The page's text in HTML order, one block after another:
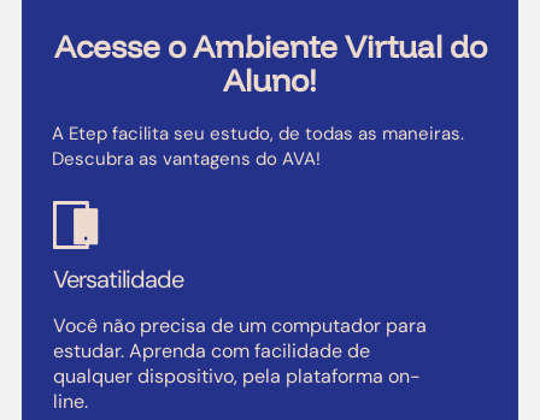
Acesse o Ambiente Virtual do
Aluno!
A Etep facilita seu estudo, de todas as maneiras.
Descubra as vantagens do AVA!
Versatilidade
Você não precisa de um computador para
estudar. Aprenda com facilidade de
qualquer dispositivo, pela plataforma on-
line.